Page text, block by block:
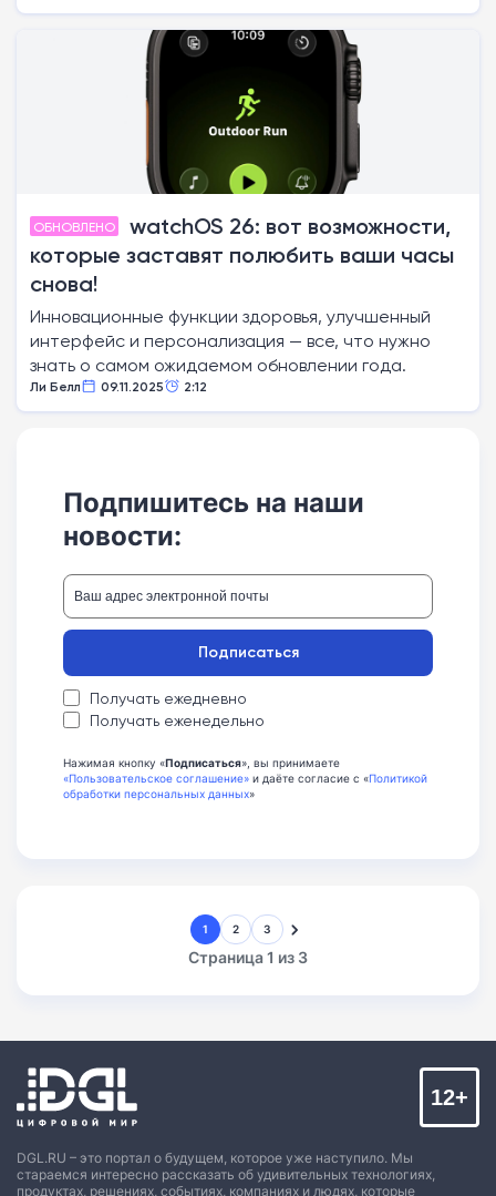
ОБНОВЛЕНО
watchOS 26: вот возможности,
которые заставят полюбить ваши часы
снова!
Инновационные функции здоровья, улучшенный
интерфейс и персонализация — все, что нужно
знать о самом ожидаемом обновлении года.
Ли Белл 09.11.2025 2:12
Подпишитесь на наши
новости:
Получать ежедневно
Получать еженедельно
Подписаться
Нажимая кнопку «Подписаться», вы принимаете
«Пользовательское соглашение» и даёте согласие с «Политикой
обработки персональных данных»
1 2 3
Страница 1 из 3
DGL.RU – это портал о будущем, которое уже наступило. Мы
стараемся интересно рассказать об удивительных технологиях,
продуктах, решениях, событиях, компаниях и людях, которые
12+